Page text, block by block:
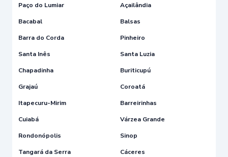
Paço do Lumiar
Açailândia
Bacabal
Balsas
Barra do Corda
Pinheiro
Santa Inês
Santa Luzia
Chapadinha
Buriticupú
Grajaú
Coroatá
Itapecuru-Mirim
Barreirinhas
Cuiabá
Várzea Grande
Rondonópolis
Sinop
Tangará da Serra
Cáceres